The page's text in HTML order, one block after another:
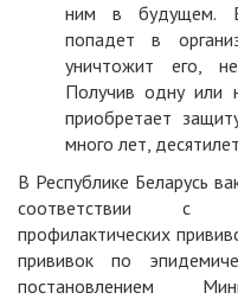
ним в будущем.
попадет в
уничтожит его,
Получив одну или
приобретает
много лет,
В Республике Беларусь
соответствии с
профилактических
прививок по
постановлением